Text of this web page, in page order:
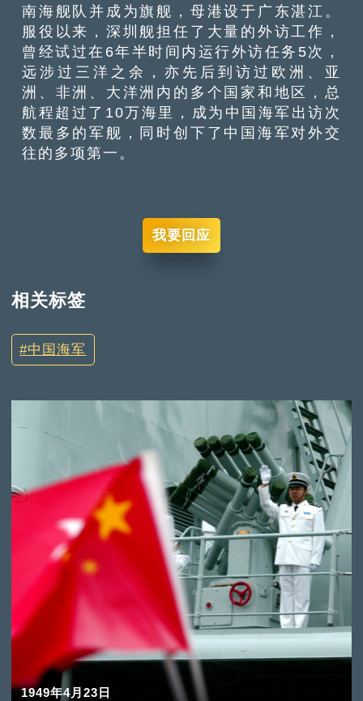
南海舰队并成为旗舰，母港设于广东湛江。
服役以来，深圳舰担任了大量的外访工作，
曾经试过在6年半时间内运行外访任务5次，
远涉过三洋之余，亦先后到访过欧洲、亚
洲、非洲、大洋洲内的多个国家和地区，总
航程超过了10万海里，成为中国海军出访次
数最多的军舰，同时创下了中国海军对外交
往的多项第一。
我要回应
相关标签
中国海军
1949年4月23日